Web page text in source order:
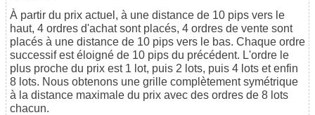
À partir du prix actuel, à une distance de 10 pips vers le
haut, 4 ordres d'achat sont placés, 4 ordres de vente sont
placés à une distance de 10 pips vers le bas. Chaque ordre
successif est éloigné de 10 pips du précédent. L'ordre le
plus proche du prix est 1 lot, puis 2 lots, puis 4 lots et enfin
8 lots. Nous obtenons une grille complètement symétrique
à la distance maximale du prix avec des ordres de 8 lots
chacun.